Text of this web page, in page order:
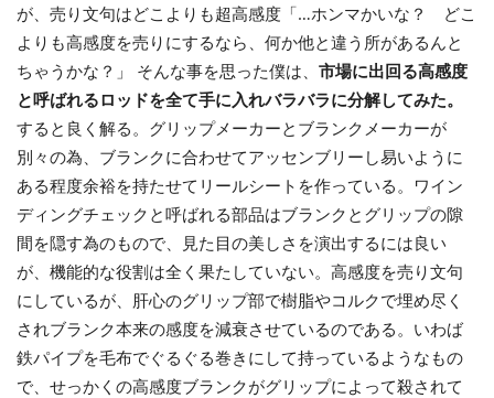
が、売り文句はどこよりも超高感度「…ホンマかいな？ どこ
よりも高感度を売りにするなら、何か他と違う所があるんと
ちゃうかな？」 そんな事を思った僕は、 市場に出回る高感度
と呼ばれるロッドを全て手に入れバラバラに分解してみた。
すると良く解る。グリップメーカーとブランクメーカーが
別々の為、ブランクに合わせてアッセンブリーし易いように
ある程度余裕を持たせてリールシートを作っている。ワイン
ディングチェックと呼ばれる部品はブランクとグリップの隙
間を隠す為のもので、見た目の美しさを演出するには良い
が、機能的な役割は全く果たしていない。高感度を売り文句
にしているが、肝心のグリップ部で樹脂やコルクで埋め尽く
されブランク本来の感度を減衰させているのである。いわば
鉄パイプを毛布でぐるぐる巻きにして持っているようなもの
で、せっかくの高感度ブランクがグリップによって殺されて